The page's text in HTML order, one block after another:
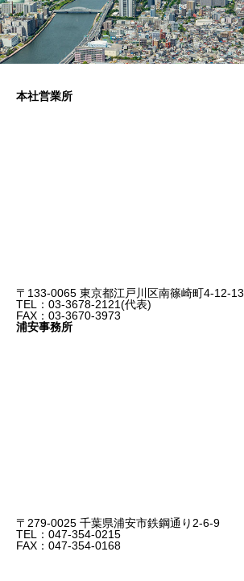
本社営業所
〒133-0065 東京都江戸川区南篠崎町4-12-13
TEL：03-3678-2121(代表)
FAX：03-3670-3973
浦安事務所
〒279-0025 千葉県浦安市鉄鋼通り2-6-9
TEL：047-354-0215
FAX：047-354-0168